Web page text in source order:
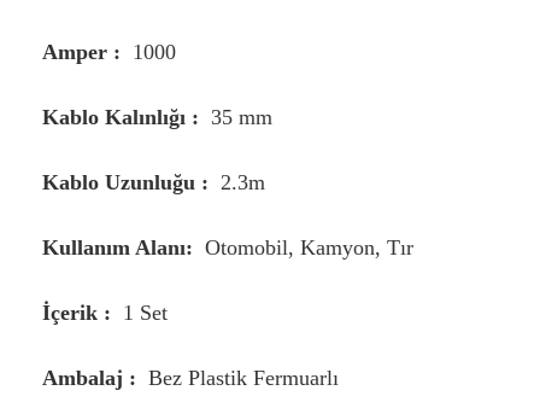
Amper : 1000
Kablo Kalınlığı : 35 mm
Kablo Uzunluğu : 2.3m
Kullanım Alanı: Otomobil, Kamyon, Tır
İçerik : 1 Set
Ambalaj : Bez Plastik Fermuarlı